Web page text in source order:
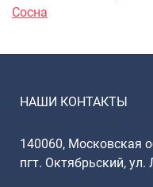
Сосна
НАШИ КОНТАКТЫ
140060, Московская
пгт. Октябрьский, ул.